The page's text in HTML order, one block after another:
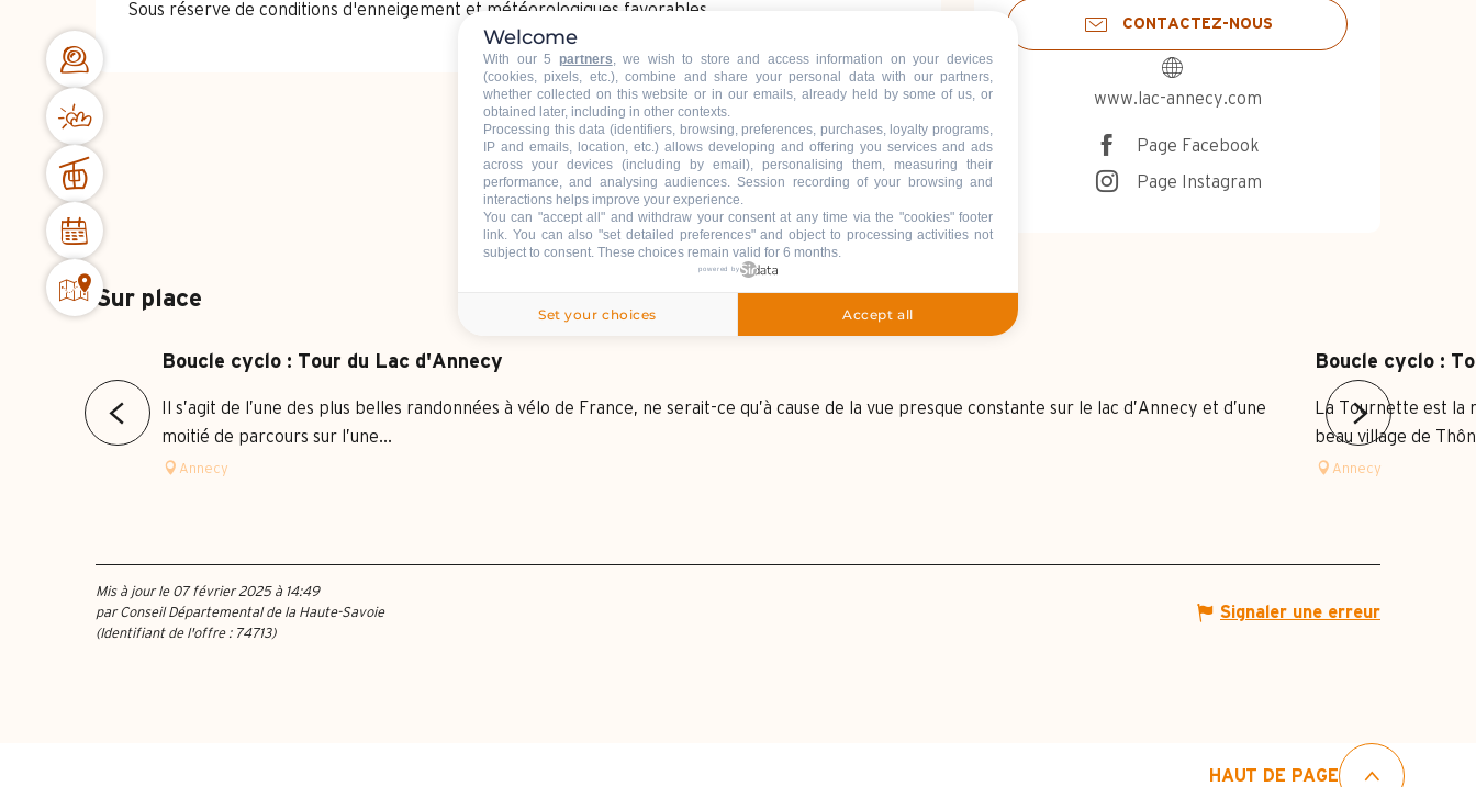
CONTACTEZ-NOUS
www.lac-annecy.com
Page Facebook
Page Instagram
Sous réserve de conditions d'enneigement et météorologiques favorables.
Sur place
Boucle cyclo : Tour du Lac d'Annecy
Il s’agit de l’une des plus belles randonnées à vélo de France, ne serait-ce qu’à cause de la vue presque constante sur le lac d’Annecy et d’une
moitié de parcours sur l’une...
Annecy
Boucle cyclo :
La Tournette est la
beau village de
Annecy
Mis à jour le 07 février 2025 à 14:49
par Conseil Départemental de la Haute-Savoie
(Identifiant de l'offre : 74713)
Signaler une erreur
HAUT DE PAGE
Welcome
With our 5 partners , we wish to store and access information on your devices
(cookies, pixels, etc.), combine and share your personal data with our partners,
whether collected on this website or in our emails, already held by some of us, or
obtained later, including in other contexts.
Processing this data (identifiers, browsing, preferences, purchases, loyalty programs,
IP and emails, location, etc.) allows developing and offering you services and ads
across your devices (including by email), personalising them, measuring their
performance, and analysing audiences. Session recording of your browsing and
interactions helps improve your experience.
You can "accept all" and withdraw your consent at any time via the "cookies" footer
link . You can also "set detailed preferences" and object to processing activities not
subject to consent. These choices remain valid for 6 months.
powered by
Set your choices Accept all